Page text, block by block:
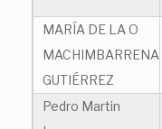
MARÍA DE LA O
MACHIMBARRENA
GUTIÉRREZ
Pedro Martin